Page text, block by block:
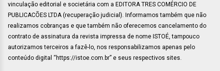
vinculação editorial e societária com a EDITORA TRES COMÉRCIO DE
PUBLICACÕES LTDA (recuperação judicial). Informamos também que não
realizamos cobranças e que também não oferecemos cancelamento do
contrato de assinatura da revista impressa de nome ISTOÉ, tampouco
autorizamos terceiros a fazê-lo, nos responsabilizamos apenas pelo
conteúdo digital “https://istoe.com.br” e seus respectivos sites.